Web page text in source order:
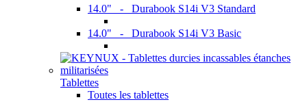
14.0" - Durabook S14i V3 Standard
14.0" - Durabook S14i V3 Basic
Tablettes
Toutes les tablettes